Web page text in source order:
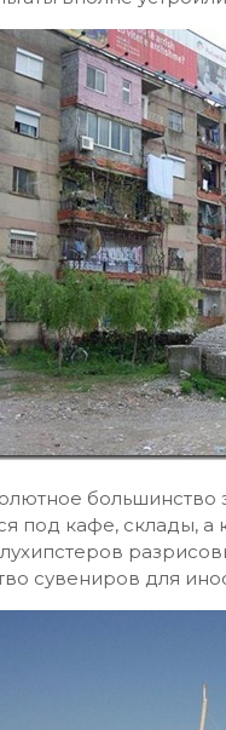
большинство
под кафе, склады,
сувениров для